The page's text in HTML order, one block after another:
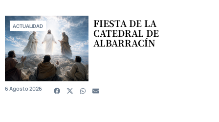
ACTUALIDAD FIESTA DE LA
CATEDRAL DE
ALBARRACÍN
6 Agosto 2026